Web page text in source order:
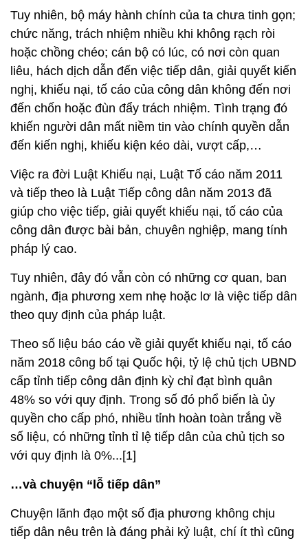
Tuy nhiên, bộ máy hành chính của ta chưa tinh gọn;
chức năng, trách nhiệm nhiều khi không rạch ròi
hoặc chồng chéo; cán bộ có lúc, có nơi còn quan
liêu, hách dịch dẫn đến việc tiếp dân, giải quyết kiến
nghị, khiếu nại, tố cáo của công dân không đến nơi
đến chốn hoặc đùn đẩy trách nhiệm. Tình trạng đó
khiến người dân mất niềm tin vào chính quyền dẫn
đến kiến nghị, khiếu kiện kéo dài, vượt cấp,…
Việc ra đời Luật Khiếu nại, Luật Tố cáo năm 2011
và tiếp theo là Luật Tiếp công dân năm 2013 đã
giúp cho việc tiếp, giải quyết khiếu nại, tố cáo của
công dân được bài bản, chuyên nghiệp, mang tính
pháp lý cao.
Tuy nhiên, đây đó vẫn còn có những cơ quan, ban
ngành, địa phương xem nhẹ hoặc lơ là việc tiếp dân
theo quy định của pháp luật.
Theo số liệu báo cáo về giải quyết khiếu nại, tố cáo
năm 2018 công bố tại Quốc hội, tỷ lệ chủ tịch UBND
cấp tỉnh tiếp công dân định kỳ chỉ đạt bình quân
48% so với quy định. Trong số đó phổ biến là ủy
quyền cho cấp phó, nhiều tỉnh hoàn toàn trắng về
số liệu, có những tỉnh tỉ lệ tiếp dân của chủ tịch so
với quy định là 0%...[1]
…và chuyện “lỗ tiếp dân”
Chuyện lãnh đạo một số địa phương không chịu
tiếp dân nêu trên là đáng phải kỷ luật, chí ít thì cũng